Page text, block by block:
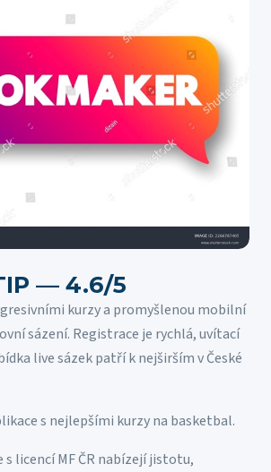
— 4.6/5
kurzy a promyšlenou mobilní
sázení. Registrace je rychlá, uvítací
live sázek patří k nejširším v České
s nejlepšími kurzy na basketbal.
s licencí MF ČR nabízejí jistotu,